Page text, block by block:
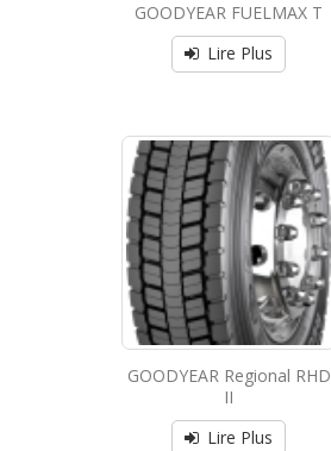
GOODYEAR FUELMAX T
Lire Plus
GOODYEAR Regional RHD
II
Lire Plus